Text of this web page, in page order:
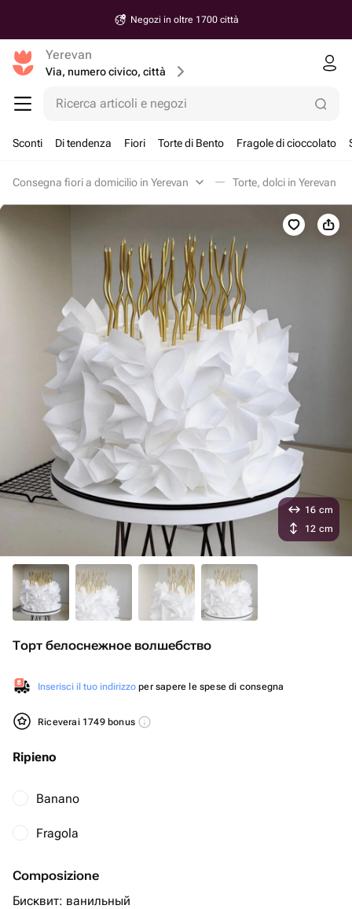
Negozi in oltre 1700 città
Yerevan
Via, numero civico, città
Ricerca articoli e negozi
Sconti Di tendenza Fiori Torte di Bento Fragole di cioccolato
Consegna fiori a domicilio in Yerevan Torte, dolci in Yerevan
Торт белоснежное волшебство
Inserisci il tuo indirizzo per sapere le spese di consegna
Riceverai 1749 bonus
Ripieno
Banano
Fragola
Composizione
Бисквит: ванильный
16 cm
12 cm